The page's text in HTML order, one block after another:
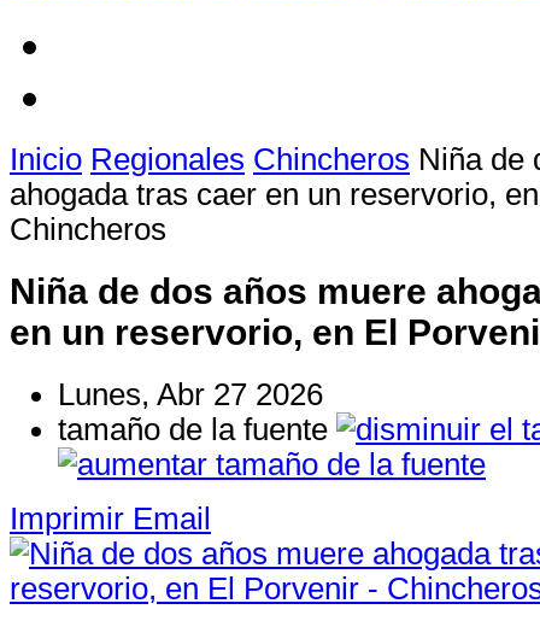
Inicio Regionales Chincheros Niña de
ahogada tras caer en un reservorio,
Chincheros
Niña de dos años muere
en un reservorio, en El
Lunes, Abr 27 2026
tamaño de la fuente
Imprimir Email